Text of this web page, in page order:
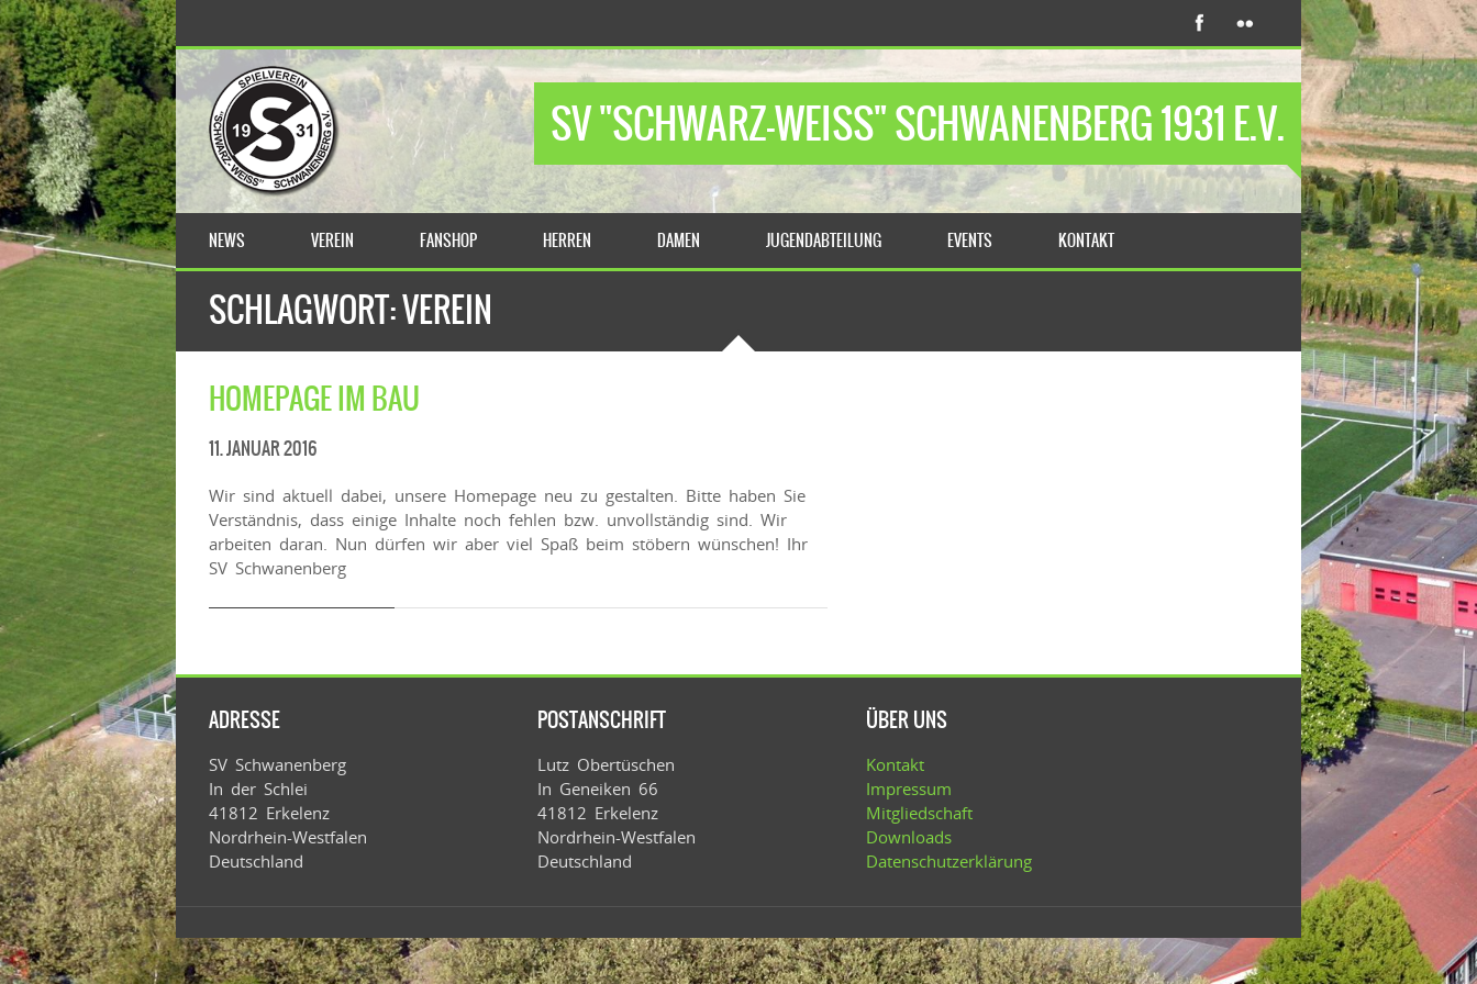
SV "SCHWARZ-WEISS" SCHWANENBERG 1931 E.V.
NEWS VEREIN FANSHOP HERREN DAMEN JUGENDABTEILUNG EVENTS KONTAKT
SCHLAGWORT:VEREIN
HOMEPAGE IM BAU
11. JANUAR 2016
Wir sind aktuell dabei, unsere Homepage neu zu gestalten. Bitte haben Sie
Verständnis, dass einige Inhalte noch fehlen bzw. unvollständig sind. Wir
arbeiten daran. Nun dürfen wir aber viel Spaß beim stöbern wünschen! Ihr
SV Schwanenberg
ADRESSE
SV Schwanenberg
In der Schlei
41812 Erkelenz
Nordrhein-Westfalen
Deutschland
POSTANSCHRIFT
Lutz Obertüschen
In Geneiken 66
41812 Erkelenz
Nordrhein-Westfalen
Deutschland
ÜBER UNS
Kontakt
Impressum
Mitgliedschaft
Downloads
Datenschutzerklärung